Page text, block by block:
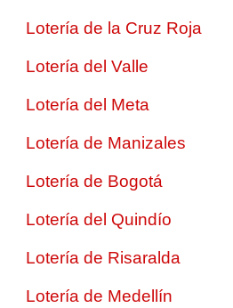
Lotería de la Cruz Roja
Lotería del Valle
Lotería del Meta
Lotería de Manizales
Lotería de Bogotá
Lotería del Quindío
Lotería de Risaralda
Lotería de Medellín